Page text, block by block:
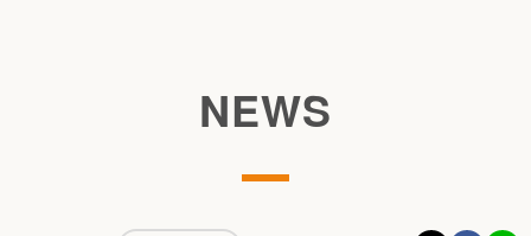
NEWS